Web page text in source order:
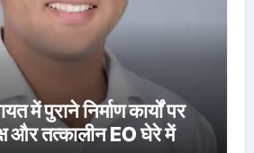
में पुराने निर्माण कार्यों पर
और तत्कालीन EO घेरे में